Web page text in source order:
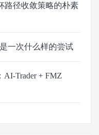
路径收敛策略的朴素
一次什么样的尝试
Trader + FMZ